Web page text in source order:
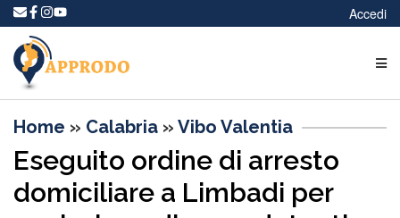
Accedi
Home » Calabria » Vibo Valentia
Eseguito ordine di arresto
domiciliare a Limbadi per